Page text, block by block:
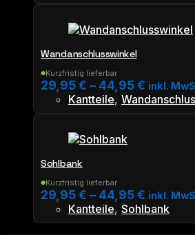
gewählt
werden
Varianten
auf.
Die
Optionen
gewählt
werden
Wandanschlusswinkel
●Kurzfristig lieferbar
29,95€ – 44,95€ inkl.
Kantteile,
Varianten
auf.
Die
Optionen
können
Sohlbank
●Kurzfristig lieferbar
29,95€ – 44,95€ inkl.
Kantteile, Sohlbank
Dieses